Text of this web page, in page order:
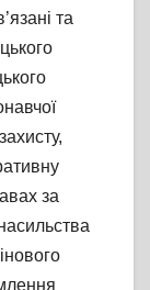
та
за